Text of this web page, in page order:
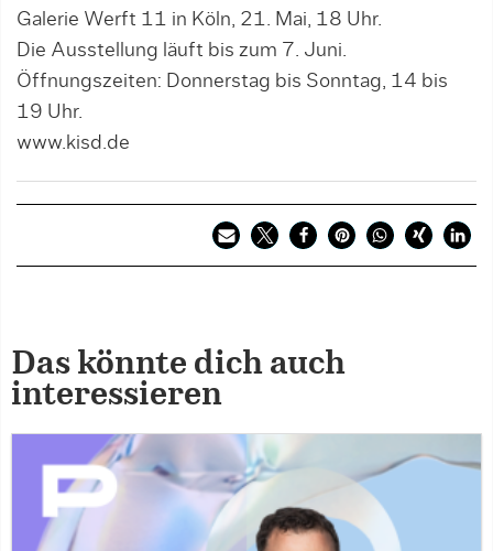
Galerie Werft 11 in Köln, 21. Mai, 18 Uhr.
Die Ausstellung läuft bis zum 7. Juni.
Öffnungszeiten: Donnerstag bis Sonntag, 14 bis
19 Uhr.
www.kisd.de
Das könnte dich auch
interessieren